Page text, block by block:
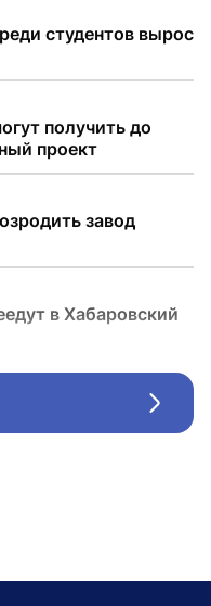
студентов вырос
получить до
проект
завод
в Хабаровский